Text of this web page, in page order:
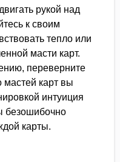
рукой над
к своим
тепло или
масти карт.
переверните
мастей карт вы
интуиция
безошибочно
карты.